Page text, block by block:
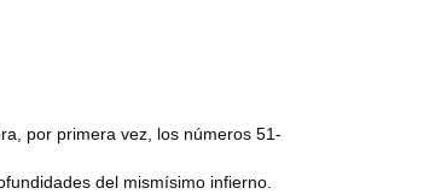
por primera vez, los números 51-
del mismísimo infierno.